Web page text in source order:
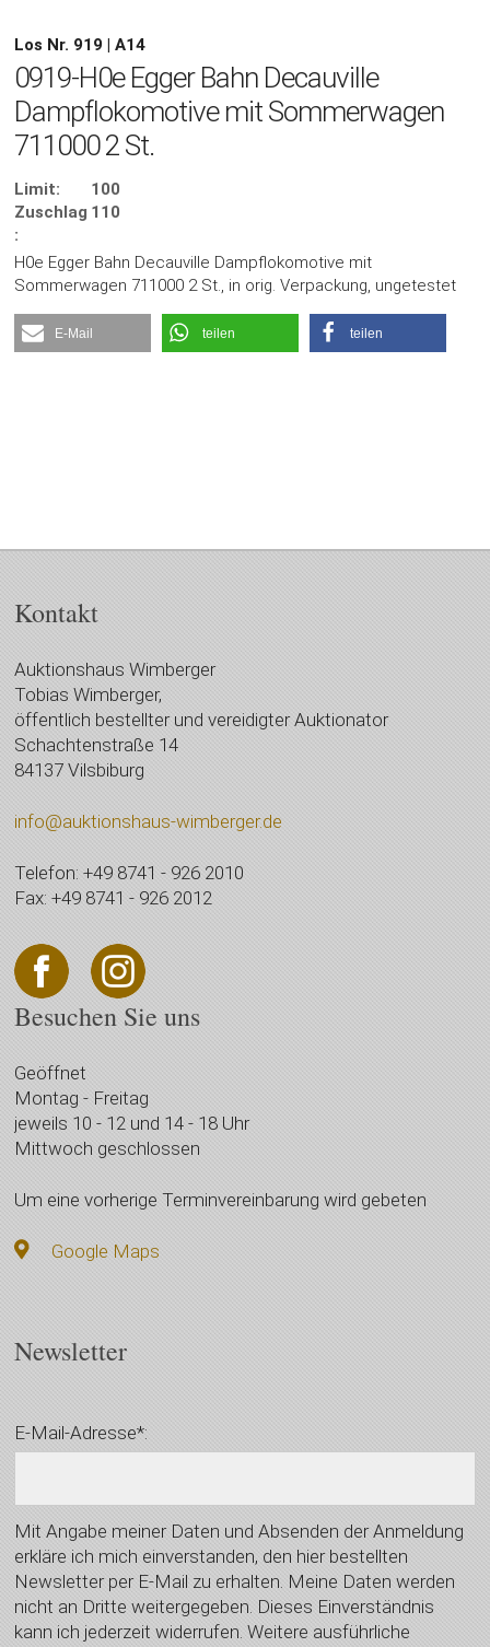
Los Nr. 919 | A14
0919-H0e Egger Bahn Decauville
Dampflokomotive mit Sommerwagen
711000 2 St.
Limit:
100
Zuschlag
:
110
H0e Egger Bahn Decauville Dampflokomotive mit
Sommerwagen 711000 2 St., in orig. Verpackung, ungetestet
E-Mail teilen teilen
Kontakt
Auktionshaus Wimberger
Tobias Wimberger,
öffentlich bestellter und vereidigter Auktionator
Schachtenstraße 14
84137 Vilsbiburg
info@auktionshaus-wimberger.de
Telefon: +49 8741 - 926 2010
Fax: +49 8741 - 926 2012
Besuchen Sie uns
Geöffnet
Montag - Freitag
jeweils 10 - 12 und 14 - 18 Uhr
Mittwoch geschlossen
Um eine vorherige Terminvereinbarung wird gebeten
Google Maps
Newsletter
E-Mail-Adresse*:
Mit Angabe meiner Daten und Absenden der Anmeldung
erkläre ich mich einverstanden, den hier bestellten
Newsletter per E-Mail zu erhalten. Meine Daten werden
nicht an Dritte weitergegeben. Dieses Einverständnis
kann ich jederzeit widerrufen. Weitere ausführliche